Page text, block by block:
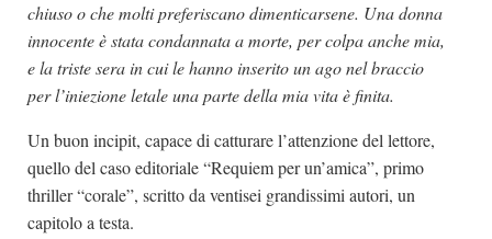
chiuso o che molti preferiscano dimenticarsene. Una donna
innocente è stata condannata a morte, per colpa anche mia,
e la triste sera in cui le hanno inserito un ago nel braccio
per l’iniezione letale una parte della mia vita è finita.
Un buon incipit, capace di catturare l’attenzione del lettore,
quello del caso editoriale “Requiem per un’amica”, primo
thriller “corale”, scritto da ventisei grandissimi autori, un
capitolo a testa.